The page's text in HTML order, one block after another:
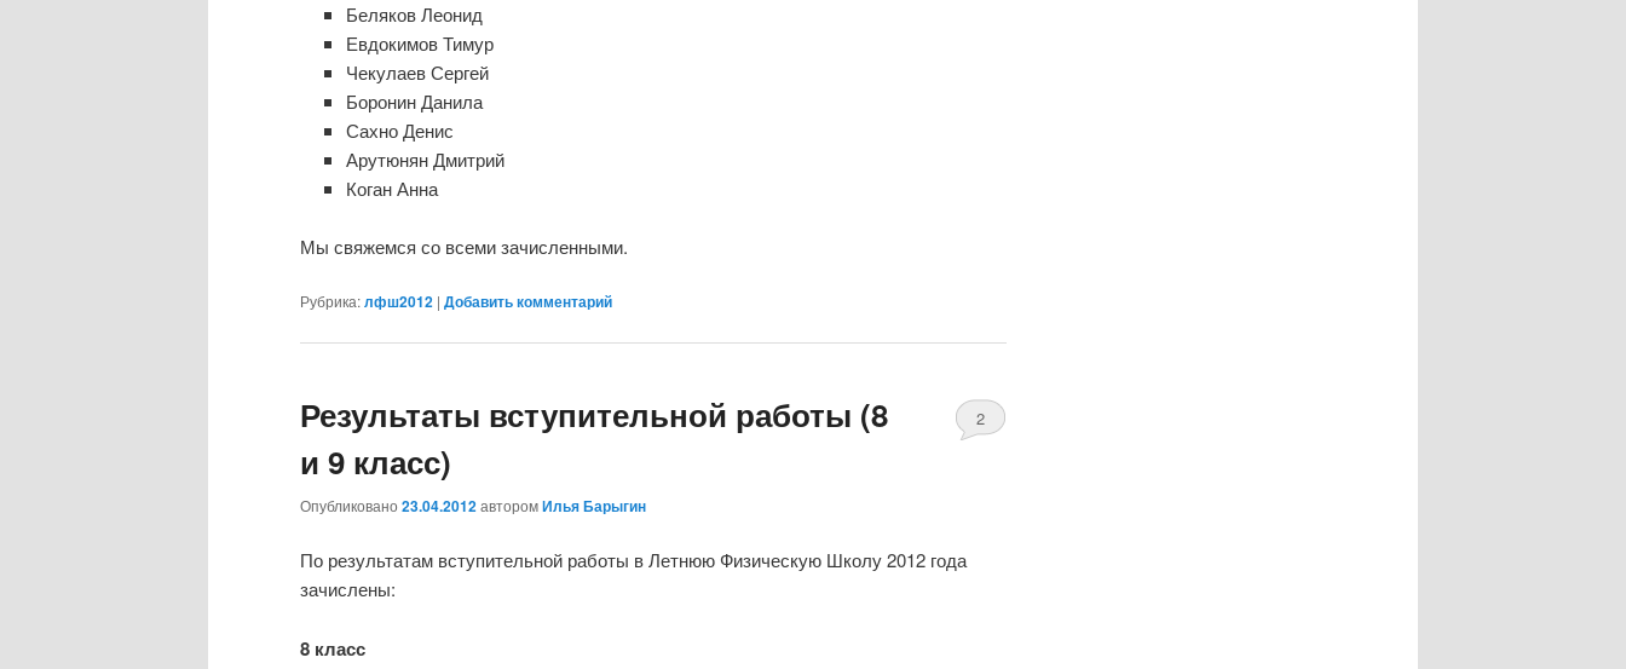
Беляков Леонид
Евдокимов Тимур
Чекулаев Сергей
Боронин Данила
Сахно Денис
Арутюнян Дмитрий
Коган Анна
Мы свяжемся со всеми зачисленными.
Рубрика:лфш2012 | Добавить комментарий
Результаты вступительной работы (8
и 9 класс)
Опубликовано 23.04.2012авторомИлья Барыгин
2
По результатам вступительной работы в Летнюю Физическую Школу 2012 года
зачислены:
8 класс